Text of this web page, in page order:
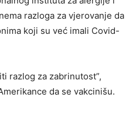
razloga za vjerovanje da
koji su već imali Covid-
razlog za zabrinutost”,
da se vakcinišu.